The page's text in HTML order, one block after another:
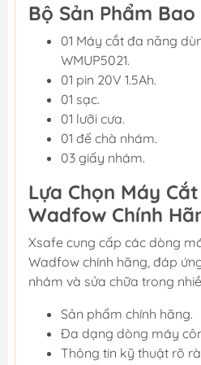
Bộ Sản Phẩm Bao
01 Máy cắt đa năng
WMUP5021.
01 pin 20V 1.5Ah.
01 sạc.
01 lưỡi cưa.
01 đế chà nhám.
03 giấy nhám.
Lựa Chọn Máy
Wadfow Chính
Xsafe cung cấp các dòng
Wadfow chính hãng, đáp
nhám và sửa chữa trong
Sản phẩm chính hãng.
Đa dạng dòng máy
Thông tin kỹ thuật rõ